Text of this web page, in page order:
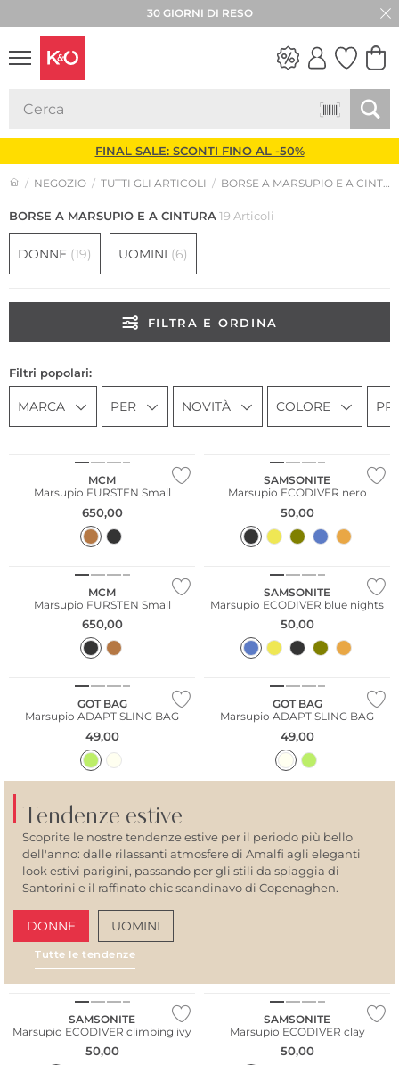
30 GIORNI DI RESO
FINAL SALE: SCONTI FINO AL -50%
NEGOZIO TUTTI GLI ARTICOLI BORSE A MARSUPIO E A CINTURA
BORSE A MARSUPIO E A CINTURA19 Articoli
DONNE (19) UOMINI (6)
FILTRA E ORDINA
Filtri popolari:
MARCA PER NOVITÀ COLORE
MCM
Marsupio FURSTEN Small
650,00
SAMSONITE
Marsupio ECODIVER nero
50,00
MCM
Marsupio FURSTEN Small
650,00
Sostenibile
SAMSONITE
Marsupio ECODIVER blue nights
50,00
GOT BAG
Marsupio ADAPT SLING BAG
49,00
Sostenibile
GOT BAG
Marsupio ADAPT SLING BAG
49,00
Tendenze estive
Scoprite le nostre tendenze estive per il periodo più bello
dell'anno: dalle rilassanti atmosfere di Amalfi agli eleganti
look estivi parigini, passando per gli stili da spiaggia di
Santorini e il raffinato chic scandinavo di Copenaghen.
DONNE UOMINI
Tutte le tendenze
SAMSONITE
Marsupio ECODIVER climbing ivy
50,00
SAMSONITE
Marsupio ECODIVER clay
50,00